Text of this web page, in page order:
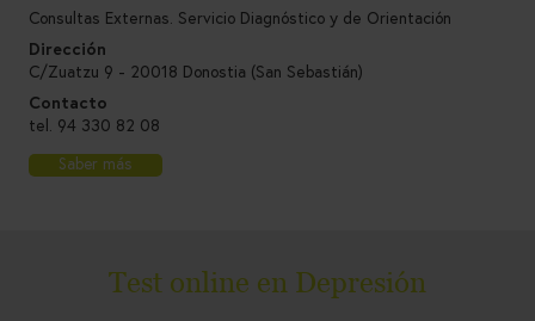
Consultas Externas. Servicio Diagnóstico y de Orientación
Dirección
C/Zuatzu 9 - 20018 Donostia (San Sebastián)
Contacto
tel. 94 330 82 08
Saber más
Test online en Depresión